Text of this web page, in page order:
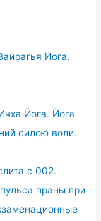
Йога.
Йога. Йога
силою воли.
с 002.
праны при